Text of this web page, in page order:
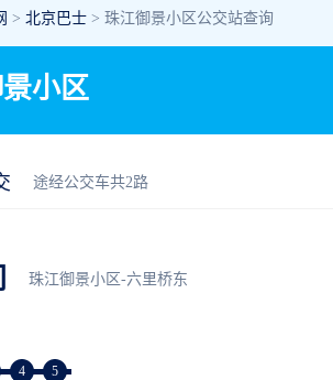
> 北京巴士 > 珠江御景小区公交站查询
小区
途经公交车共2路
珠江御景小区-六里桥东
4 5